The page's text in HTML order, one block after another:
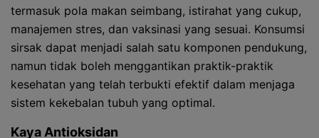
termasuk pola makan seimbang, istirahat yang cukup,
manajemen stres, dan vaksinasi yang sesuai. Konsumsi
sirsak dapat menjadi salah satu komponen pendukung,
namun tidak boleh menggantikan praktik-praktik
kesehatan yang telah terbukti efektif dalam menjaga
sistem kekebalan tubuh yang optimal.
Kaya Antioksidan